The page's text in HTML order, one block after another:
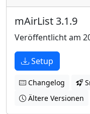
mAirList 3.1.9
Veröffentlicht am
Setup
Changelog
Ältere Versionen